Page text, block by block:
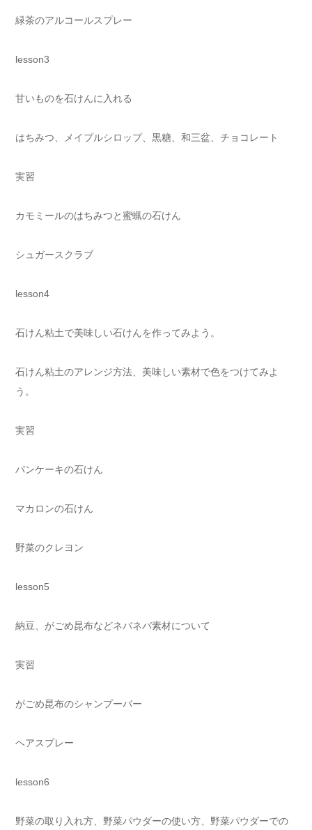
緑茶のアルコールスプレー
lesson3
甘いものを石けんに入れる
はちみつ、メイプルシロップ、黒糖、和三盆、チョコレート
実習
カモミールのはちみつと蜜蝋の石けん
シュガースクラブ
lesson4
石けん粘土で美味しい石けんを作ってみよう。
石けん粘土のアレンジ方法、美味しい素材で色をつけてみよ
う。
実習
パンケーキの石けん
マカロンの石けん
野菜のクレヨン
lesson5
納豆、がごめ昆布などネバネバ素材について
実習
がごめ昆布のシャンプーバー
ヘアスプレー
lesson6
野菜の取り入れ方、野菜パウダーの使い方、野菜パウダーでの